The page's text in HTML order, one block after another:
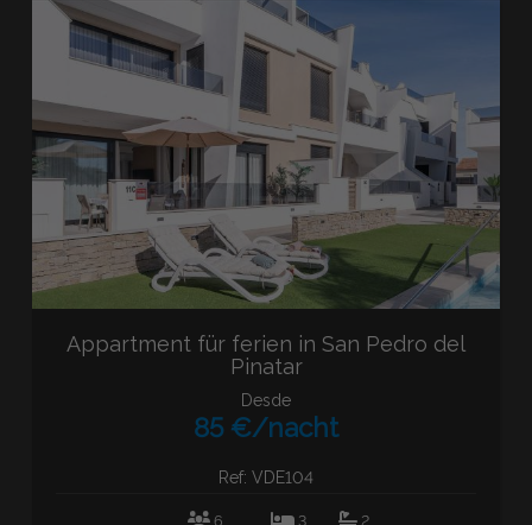
Appartment für ferien in San Pedro del
Pinatar
Desde
85 €/nacht
Ref: VDE104
6 3 2